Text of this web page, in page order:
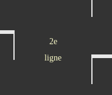
2e
ligne